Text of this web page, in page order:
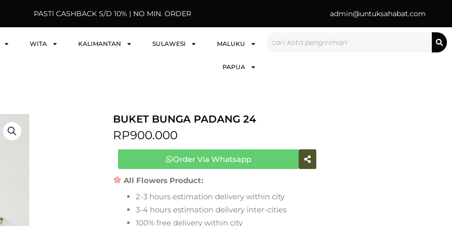
PASTI CASHBACK S/D 10% | NO MIN. ORDER admin@untuksahabat.com
WITA KALIMANTAN SULAWESI MALUKU
PAPUA
BUKET BUNGA PADANG 24
RP900.000
Order Via Whatsapp
All Flowers Product:
2-3 hours estimation delivery within city
3-4 hours estimation delivery inter-cities
100% free delivery within city